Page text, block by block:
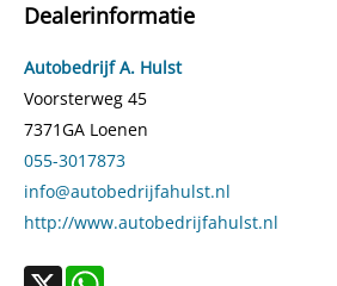
Dealerinformatie
Autobedrijf A. Hulst
Voorsterweg 45
7371GA Loenen
055-3017873
info@autobedrijfahulst.nl
http://www.autobedrijfahulst.nl